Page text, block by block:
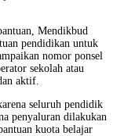
Mendikbud
pendidikan untuk
nomor ponsel
sekolah atau
aktif.
seluruh pendidik
penyaluran dilakukan
kuota belajar